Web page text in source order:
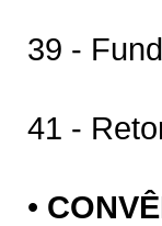
39 -
41 -
•